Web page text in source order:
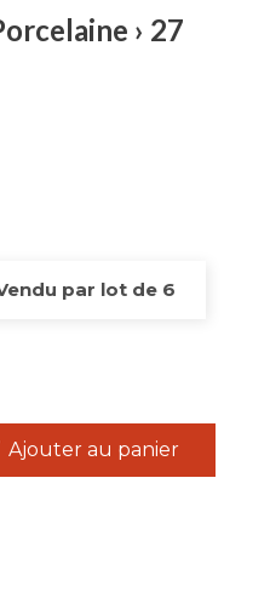
› 27
par lot de 6
Ajouter au panier